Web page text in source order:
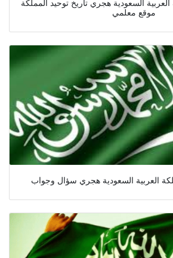
السعودية هجري تاريخ توحيد المملكة
موقع معلمي
العربية السعودية هجري سؤال وجواب